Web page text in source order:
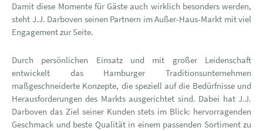
Damit diese Momente für Gäste auch wirklich besonders werden,
steht J.J. Darboven seinen Partnern im Außer-Haus-Markt mit viel
Engagement zur Seite.
Durch persönlichen Einsatz und mit großer Leidenschaft
entwickelt das Hamburger Traditionsunternehmen
maßgeschneiderte Konzepte, die speziell auf die Bedürfnisse und
Herausforderungen des Markts ausgerichtet sind. Dabei hat J.J.
Darboven das Ziel seiner Kunden stets im Blick: hervorragenden
Geschmack und beste Qualität in einem passenden Sortiment zu